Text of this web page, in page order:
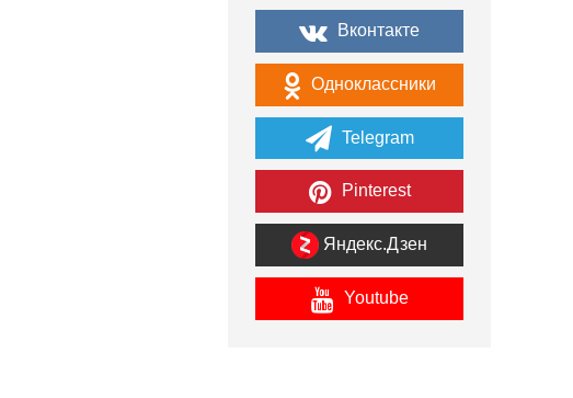
Вконтакте
Одноклассники
Telegram
Pinterest
Яндекс.Дзен
Youtube